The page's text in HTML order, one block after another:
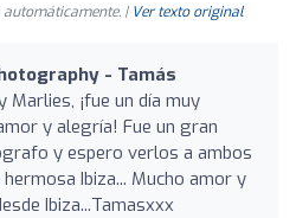
| Ver texto original
- Tamás
Marlies, ¡fue un día muy
y alegría! Fue un gran
y espero verlos a ambos
Ibiza... Mucho amor y
Ibiza...Tamasxxx